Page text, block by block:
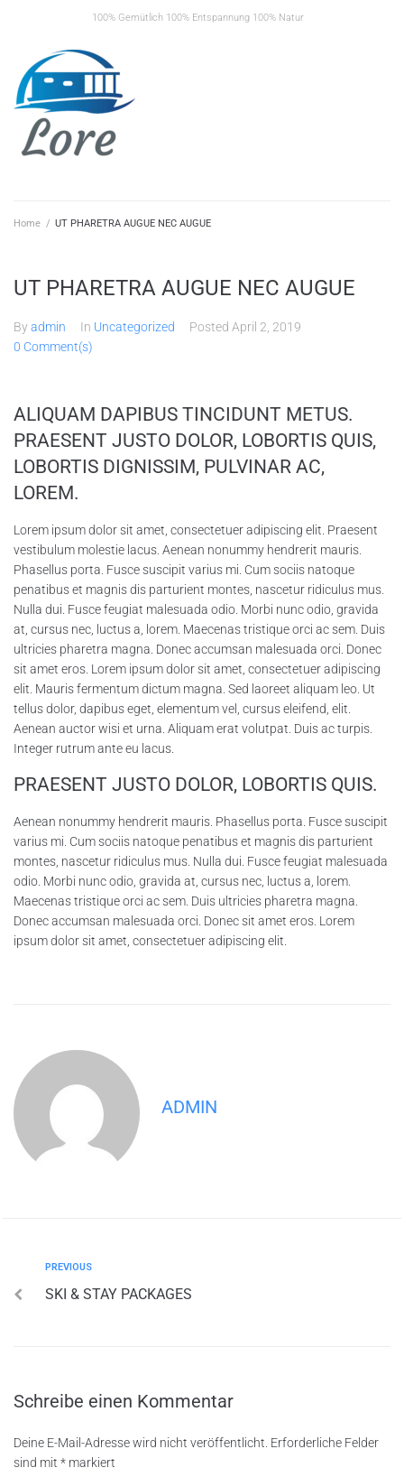
100% Gemütlich 100% Entspannung 100% Natur
Home / UT PHARETRA AUGUE NEC AUGUE
UT PHARETRA AUGUE NEC AUGUE
Byadmin In Uncategorized Posted April 2, 2019
0 Comment(s)
ALIQUAM DAPIBUS TINCIDUNT METUS.
PRAESENT JUSTO DOLOR, LOBORTIS QUIS,
LOBORTIS DIGNISSIM, PULVINAR AC,
LOREM.
Lorem ipsum dolor sit amet, consectetuer adipiscing elit. Praesent
vestibulum molestie lacus. Aenean nonummy hendrerit mauris.
Phasellus porta. Fusce suscipit varius mi. Cum sociis natoque
penatibus et magnis dis parturient montes, nascetur ridiculus mus.
Nulla dui. Fusce feugiat malesuada odio. Morbi nunc odio, gravida
at, cursus nec, luctus a, lorem. Maecenas tristique orci ac sem. Duis
ultricies pharetra magna. Donec accumsan malesuada orci. Donec
sit amet eros. Lorem ipsum dolor sit amet, consectetuer adipiscing
elit. Mauris fermentum dictum magna. Sed laoreet aliquam leo. Ut
tellus dolor, dapibus eget, elementum vel, cursus eleifend, elit.
Aenean auctor wisi et urna. Aliquam erat volutpat. Duis ac turpis.
Integer rutrum ante eu lacus.
PRAESENT JUSTO DOLOR, LOBORTIS QUIS.
Aenean nonummy hendrerit mauris. Phasellus porta. Fusce suscipit
varius mi. Cum sociis natoque penatibus et magnis dis parturient
montes, nascetur ridiculus mus. Nulla dui. Fusce feugiat malesuada
odio. Morbi nunc odio, gravida at, cursus nec, luctus a, lorem.
Maecenas tristique orci ac sem. Duis ultricies pharetra magna.
Donec accumsan malesuada orci. Donec sit amet eros. Lorem
ipsum dolor sit amet, consectetuer adipiscing elit.
ADMIN
Beitragsnavigation
Previous
PREVIOUS
SKI & STAY PACKAGES
Schreibe einen Kommentar
Deine E-Mail-Adresse wird nicht veröffentlicht. Erforderliche Felder
sind mit * markiert